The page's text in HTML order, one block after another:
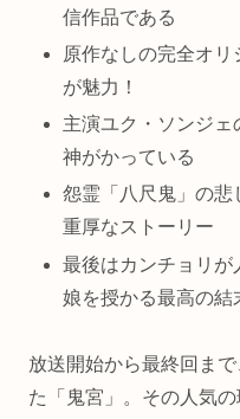
信作品である
原作なしの完全オ
が魅力！
主演ユク・ソンジェ
神がかっている
怨霊「八尺鬼」の悲
重厚なストーリー
最後はカンチョリが
娘を授かる最高の結
放送開始から最終回ま
た「鬼宮」。その人気